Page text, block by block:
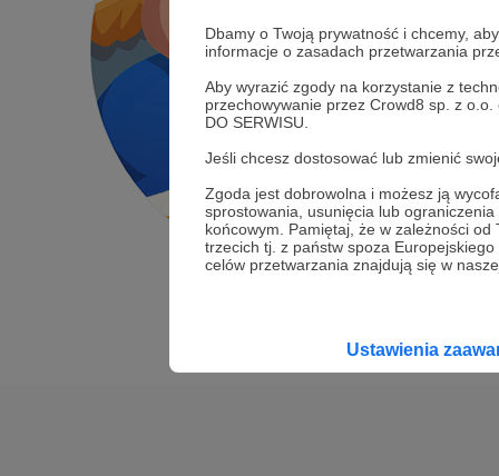
Dbamy o Twoją prywatność i chcemy,
informacje o zasadach przetwarzania
Aby wyrazić zgody na korzystanie z
przechowywanie przez Crowd8 sp. z
DO SERWISU.
Jeśli chcesz dostosować lub zmienić
Zgoda jest dobrowolna i możesz ją
sprostowania, usunięcia lub
końcowym. Pamiętaj, że w zależności
trzecich tj. z państw spoza
celów przetwarzania znajdują się w
Ustawienia